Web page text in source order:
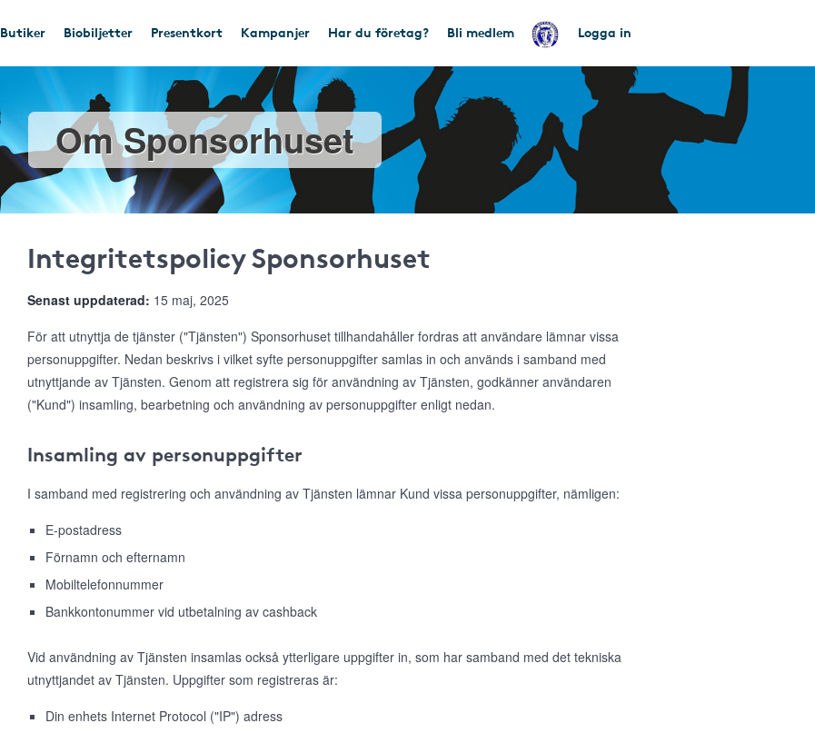
Butiker Biobiljetter Presentkort Kampanjer Har du företag? Bli medlem Logga in
Om Sponsorhuset
Integritetspolicy Sponsorhuset
Senast uppdaterad: 15 maj, 2025
För att utnyttja de tjänster ("Tjänsten") Sponsorhuset tillhandahåller fordras att användare lämnar vissa
personuppgifter. Nedan beskrivs i vilket syfte personuppgifter samlas in och används i samband med
utnyttjande av Tjänsten. Genom att registrera sig för användning av Tjänsten, godkänner användaren
("Kund") insamling, bearbetning och användning av personuppgifter enligt nedan.
Insamling av personuppgifter
I samband med registrering och användning av Tjänsten lämnar Kund vissa personuppgifter, nämligen:
E-postadress
Förnamn och efternamn
Mobiltelefonnummer
Bankkontonummer vid utbetalning av cashback
Vid användning av Tjänsten insamlas också ytterligare uppgifter in, som har samband med det tekniska
utnyttjandet av Tjänsten. Uppgifter som registreras är:
Din enhets Internet Protocol ("IP") adress